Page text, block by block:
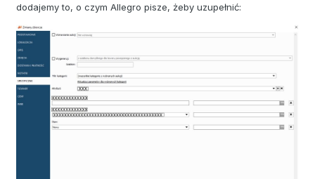
dodajemy to, o czym Allegro pisze, żeby uzupełnić: